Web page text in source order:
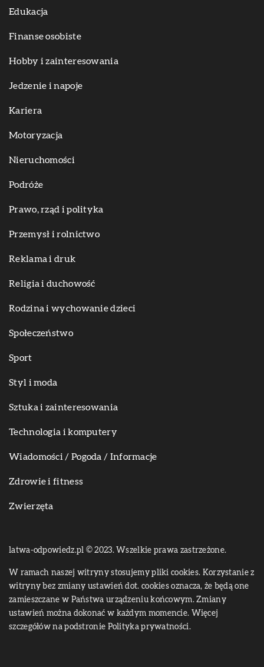
Edukacja
Finanse osobiste
Hobby i zainteresowania
Jedzenie i napoje
Kariera
Motoryzacja
Nieruchomości
Podróże
Prawo, rząd i polityka
Przemysł i rolnictwo
Reklama i druk
Religia i duchowość
Rodzina i wychowanie dzieci
Społeczeństwo
Sport
Styl i moda
Sztuka i zainteresowania
Technologia i komputery
Wiadomości / Pogoda / Informacje
Zdrowie i fitness
Zwierzęta
latwa-odpowiedz.pl © 2023. Wszelkie prawa zastrzeżone.
W ramach naszej witryny stosujemy pliki cookies. Korzystanie z
witryny bez zmiany ustawień dot. cookies oznacza, że będą one
zamieszczane w Państwa urządzeniu końcowym. Zmiany
ustawień można dokonać w każdym momencie. Więcej
szczegółów na podstronie Polityka prywatności.